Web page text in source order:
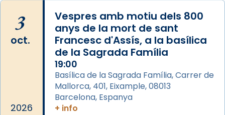
Herodes Agripa (vers l'any 44).
Patró de Galícia, després de les invasions
musulmanes fou venerat com a patró dels
Regnes castellans i més tard de tota
El seu sepulcre a Compostela fou un gran
centre de peregrinacions medievals de tot
3
oct.
2026
Vespres amb motiu dels 800
anys de la mort de sant
Francesc d'Assís, a la basílica
de la Sagrada Família
19:00
Basílica de la Sagrada Família, Carrer de
Mallorca, 401, Eixample, 08013
Barcelona, Espanya
+ info